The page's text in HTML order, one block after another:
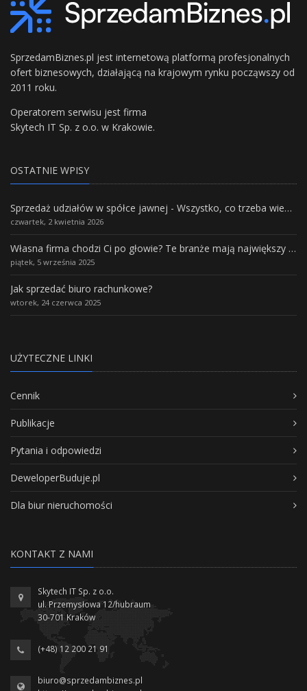
SprzedamBiznes.pl jest internetową platformą profesjonalnych
ofert biznesowych, działającą na krajowym rynku począwszy od
2011 roku.
Operatorem serwisu jest firma
Skytech IT Sp. z o.o. w Krakowie.
OSTATNIE WPISY
Sprzedaż udziałów w spółce jawnej - Wszystko, co trzeba wiedzieć.
czwartek, 2 kwietnia 2026
Własna firma chodzi Ci po głowie? Te branże mają największy potencjał rozwoju
piątek, 5 września 2025
Jak sprzedać biuro rachunkowe?
wtorek, 24 czerwca 2025
UŻYTECZNE LINKI
Cennik
Publikacje
Pytania i odpowiedzi
DeweloperBuduje.pl
Dla biur nieruchomości
KONTAKT Z NAMI
Skytech IT Sp. z o.o.
ul. Przemysłowa 12/hubraum
30-701 Kraków
(+48) 12 200 21 91
biuro@sprzedambiznes.pl